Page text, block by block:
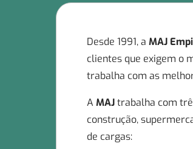
Desde 1991, a MAJ
clientes que exigem o
trabalha com as
A MAJtrabalha com
construção,
de cargas: